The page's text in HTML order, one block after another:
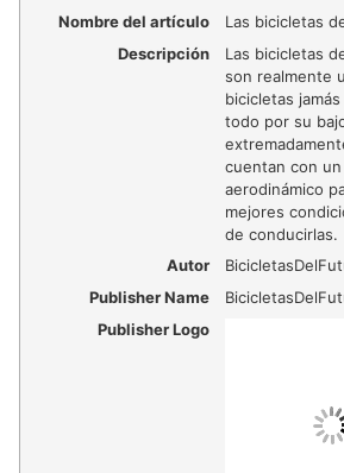
Nombre del artículo
Las bicicletas
Descripción
Las bicicletas
son realmente
bicicletas
todo por su
cuentan con
aerodinámico
mejores
de conducirlas.
Autor
Publisher Name
Publisher Logo